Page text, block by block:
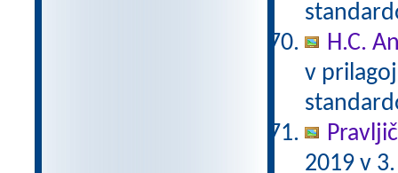
H.C.
v
2019 v